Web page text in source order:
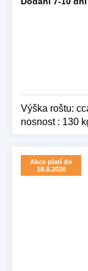
Výška roštu:
nosnost : 130
Akce platí do
18.8.2026